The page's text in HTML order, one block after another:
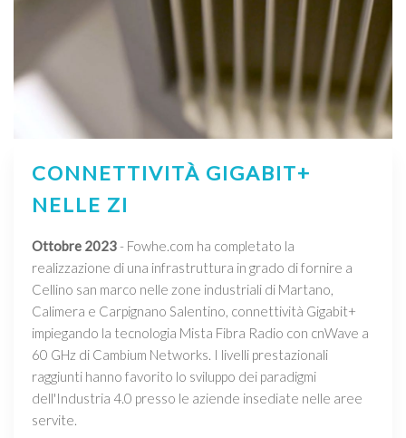
CONNETTIVITÀ GIGABIT+
NELLE ZI
Ottobre 2023- Fowhe.com ha completato la
realizzazione di una infrastruttura in grado di fornire a
Cellino san marco nelle zone industriali di Martano,
Calimera e Carpignano Salentino, connettività Gigabit+
impiegando la tecnologia Mista Fibra Radio con cnWave a
60 GHz di Cambium Networks. I livelli prestazionali
raggiunti hanno favorito lo sviluppo dei paradigmi
dell'Industria 4.0 presso le aziende insediate nelle aree
servite.